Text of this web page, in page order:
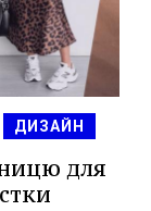
ДИЗАЙН
для